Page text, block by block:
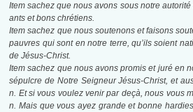
Item sachez que nous avons sous notre
ants et bons chrétiens.
Item sachez que nous soutenons et faisons
pauvres qui sont en notre terre, qu’ils soient
de Jésus-Christ.
Item sachez que nous avons promis et juré en
sépulcre de Notre Seigneur Jésus-Christ, et
n. Et si vous voulez venir par deçà, nous vous
n. Mais que vous ayez grande et bonne